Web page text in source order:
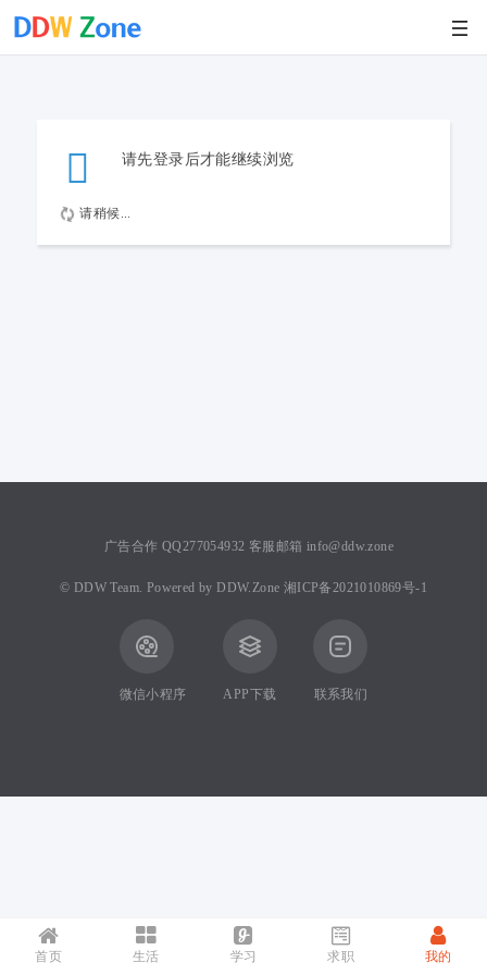
请先登录后才能继续浏览
请稍候...
首页 生活 学习 求职 我的
广告合作 QQ277054932 客服邮箱 info@ddw.zone
© DDW Team. Powered byDDW.Zone 湘ICP备2021010869号-1
微信小程序 APP下载 联系我们